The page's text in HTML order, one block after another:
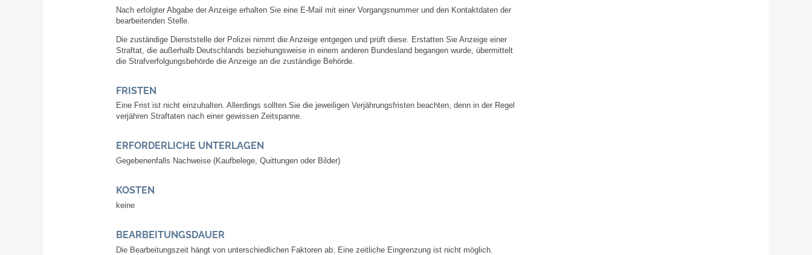
Laufende beschränkte Ausschreibungen
Nach erfolgter Abgabe der Anzeige erhalten Sie eine E-Mail mit einer Vorgangsnummer und den Kontaktdaten der
bearbeitenden Stelle.
Die zuständige Dienststelle der Polizei nimmt die Anzeige entgegen und prüft diese. Erstatten Sie Anzeige einer
Straftat, die außerhalb Deutschlands beziehungsweise in einem anderen Bundesland begangen wurde, übermittelt
die Strafverfolgungsbehörde die Anzeige an die zuständige Behörde.
FRISTEN
Eine Frist ist nicht einzuhalten. Allerdings sollten Sie die jeweiligen Verjährungsfristen beachten, denn in der Regel
verjähren Straftaten nach einer gewissen Zeitspanne.
ERFORDERLICHE UNTERLAGEN
Gegebenenfalls Nachweise (Kaufbelege, Quittungen oder Bilder)
KOSTEN
keine
BEARBEITUNGSDAUER
Die Bearbeitungszeit hängt von unterschiedlichen Faktoren ab. Eine zeitliche Eingrenzung ist nicht möglich.